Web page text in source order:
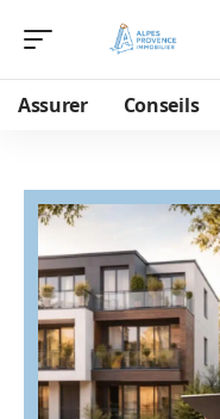
Assurer Conseils